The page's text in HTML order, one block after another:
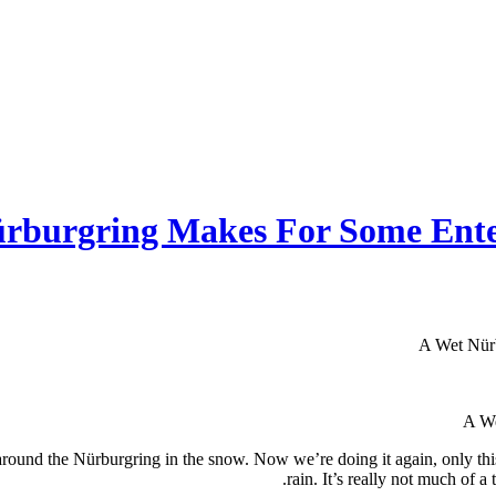
Makes For Some
A Wet
A
the Nürburgring in the snow. Now we’re doing it again, only
rain. It’s really not much of a